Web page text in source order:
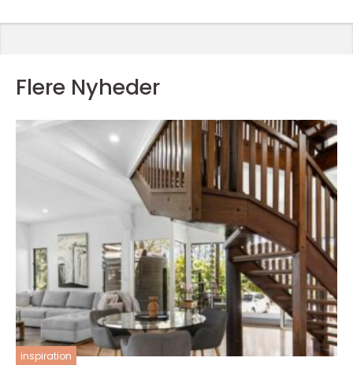
Flere Nyheder
inspiration